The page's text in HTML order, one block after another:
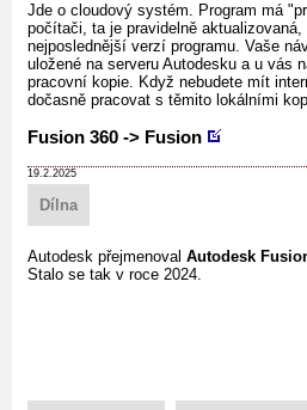
Jde o cloudový systém. Program má
počítači, ta je pravidelně aktualizovaná,
nejposlednější verzí programu. Vaše
uložené na serveru Autodesku a u vás
pracovní kopie. Když nebudete mít
dočasně pracovat s těmito lokálními
Fusion 360 -> Fusion
19.2.2025
Dílna
Autodesk přejmenoval Autodesk
Stalo se tak v roce 2024.